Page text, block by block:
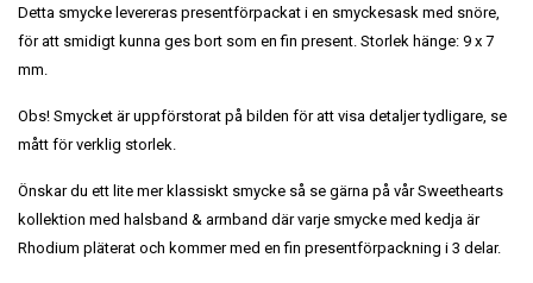
Detta smycke levereras presentförpackat i en smyckesask med snöre,
för att smidigt kunna ges bort som en fin present. Storlek hänge: 9 x 7
mm.
Obs! Smycket är uppförstorat på bilden för att visa detaljer tydligare, se
mått för verklig storlek.
Önskar du ett lite mer klassiskt smycke så se gärna på vår Sweethearts
kollektion med halsband & armband där varje smycke med kedja är
Rhodium pläterat och kommer med en fin presentförpackning i 3 delar.